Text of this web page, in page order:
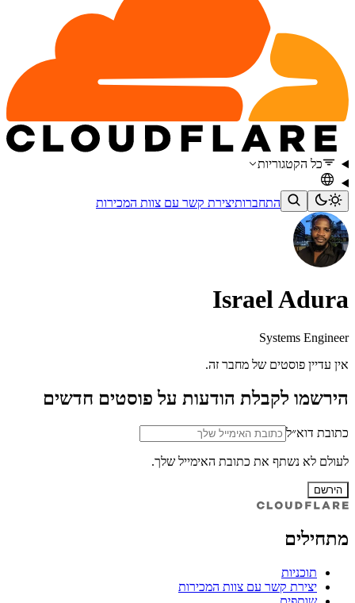
כל הקטגוריות
התחברותיצירת קשר עם צוות המכירות
Israel Adura
Systems Engineer
אין עדיין פוסטים של מחבר זה.
הירשמו לקבלת הודעות על פוסטים חדשים
כתובת דוא״ל
לעולם לא נשתף את כתובת האימייל שלך.
הירשם
מתחילים
תוכניות
יצירת קשר עם צוות המכירות